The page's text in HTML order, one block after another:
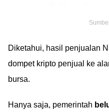
Diketahui, hasil penjualan
dompet kripto penjual ke
bursa.
Hanya saja, pemerintah